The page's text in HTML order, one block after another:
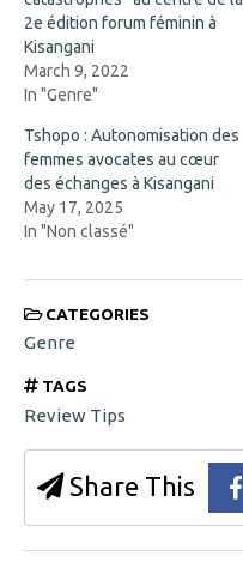
w
i
n
d
o
w
)
2e édition forum féminin à
Kisangani
March 9, 2022
In "Genre"
Tshopo : Autonomisation des
femmes avocates au cœur
des échanges à Kisangani
May 17, 2025
In "Non classé"
CATEGORIES
Genre
TAGS
Review Tips
Share This